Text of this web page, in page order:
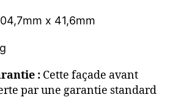
x 41,6mm
: Cette façade avant
par une garantie standard